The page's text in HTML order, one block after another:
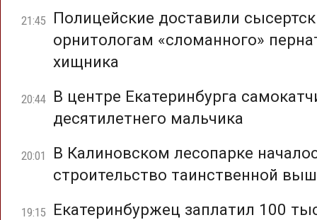
21:45 Полицейские доставили
орнитологам «сломанного»
хищника
20:44 В центре Екатеринбурга
десятилетнего мальчика
20:01
В Калиновском лесопарке
строительство таинственной
19:15 Екатеринбуржец заплатил 100